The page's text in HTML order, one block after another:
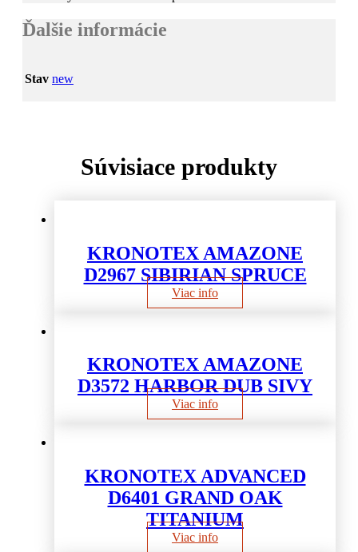
Ďalšie informácie
Stav new
Súvisiace produkty
KRONOTEX AMAZONE
D2967 SIBIRIAN SPRUCE
Viac info
KRONOTEX AMAZONE
D3572 HARBOR DUB SIVY
Viac info
KRONOTEX ADVANCED
D6401 GRAND OAK
TITANIUM
Viac info